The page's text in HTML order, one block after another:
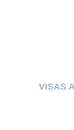
VISAS